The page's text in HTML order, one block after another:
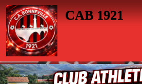
CAB 1921
Panneau de gestion des cookies